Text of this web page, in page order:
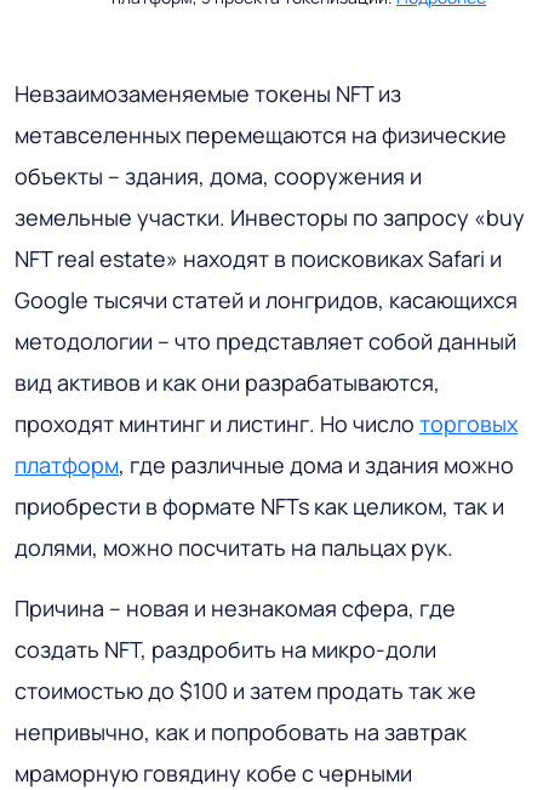
Невзаимозаменяемые токены NFT из
метавселенных перемещаются на физические
объекты – здания, дома, сооружения и
земельные участки. Инвесторы по запросу «buy
NFT real estate» находят в поисковиках Safari и
Google тысячи статей и лонгридов, касающихся
методологии – что представляет собой данный
вид активов и как они разрабатываются,
проходят минтинг и листинг. Но число торговых
платформ, где различные дома и здания можно
приобрести в формате NFTs как целиком, так и
долями, можно посчитать на пальцах рук.
Причина – новая и незнакомая сфера, где
создать NFT, раздробить на микро-доли
стоимостью до $100 и затем продать так же
непривычно, как и попробовать на завтрак
мраморную говядину кобе с черными